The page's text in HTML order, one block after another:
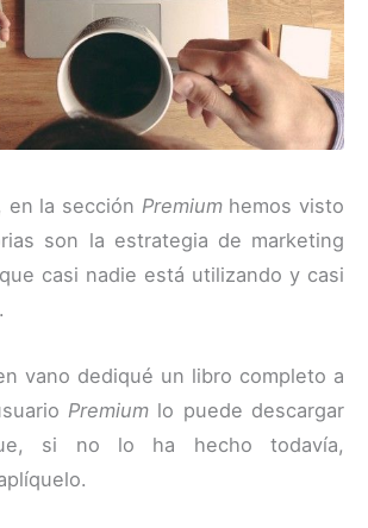
en la sección Premiumhemos visto
son la estrategia de marketing
casi nadie está utilizando y casi
vano dediqué un libro completo a
Premiumlo puede descargar
si no lo ha hecho todavía,